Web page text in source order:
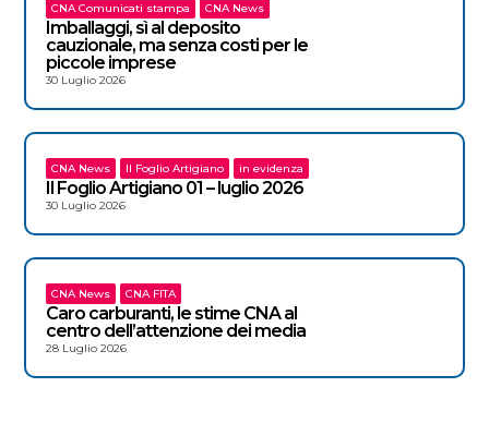
CNA Comunicati stampa CNA News
Imballaggi, sì al deposito
cauzionale, ma senza costi per le
piccole imprese
30 Luglio 2026
CNA News Il Foglio Artigiano in evidenza
Il Foglio Artigiano 01 – luglio 2026
30 Luglio 2026
CNA News CNA FITA
Caro carburanti, le stime CNA al
centro dell’attenzione dei media
28 Luglio 2026